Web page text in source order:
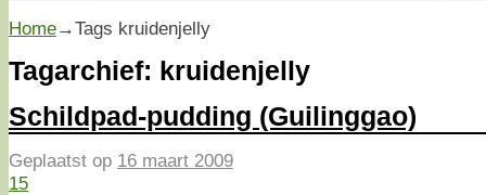
Home→Tags kruidenjelly
Tagarchief: kruidenjelly
Schildpad-pudding (Guilinggao)
Geplaatst op 16 maart 2009
15